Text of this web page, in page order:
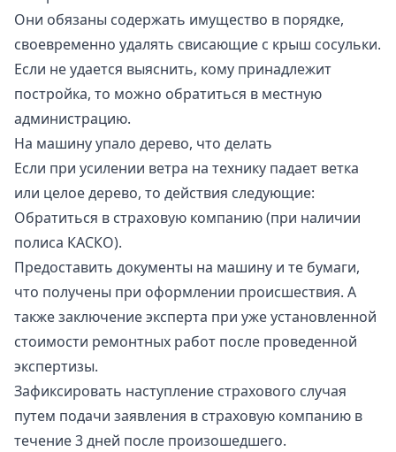
Они обязаны содержать имущество в порядке,
своевременно удалять свисающие с крыш сосульки.
Если не удается выяснить, кому принадлежит
постройка, то можно обратиться в местную
администрацию.
На машину упало дерево, что делать
Если при усилении ветра на технику падает ветка
или целое дерево, то действия следующие:
Обратиться в страховую компанию (при наличии
полиса КАСКО).
Предоставить документы на машину и те бумаги,
что получены при оформлении происшествия. А
также заключение эксперта при уже установленной
стоимости ремонтных работ после проведенной
экспертизы.
Зафиксировать наступление страхового случая
путем подачи заявления в страховую компанию в
течение 3 дней после произошедшего.